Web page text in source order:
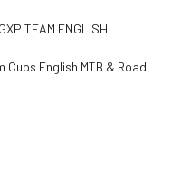
TEAM ENGLISH
Cups English MTB & Road